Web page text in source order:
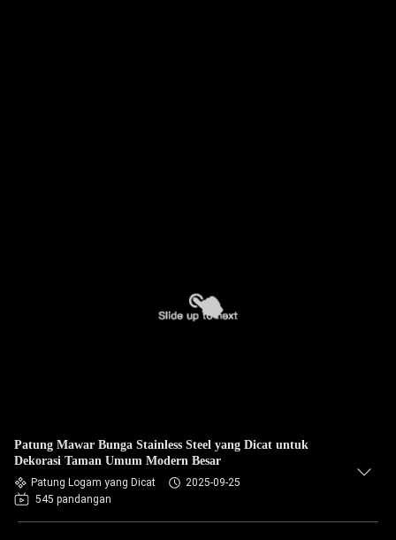
Patung Mawar Bunga Stainless Steel yang Dicat untuk
Dekorasi Taman Umum Modern Besar
Patung Logam yang Dicat
2025-09-25
545 pandangan